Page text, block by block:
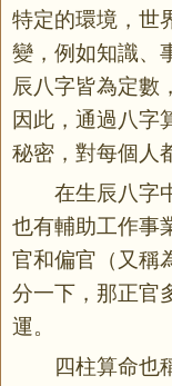
特定的環境，世
變，例如知識、
辰八字皆為定數
因此，通過八字
秘密，對每個人
在生辰八字
也有輔助工作事
官和偏官（又稱
分一下，那正官
運。
四柱算命也